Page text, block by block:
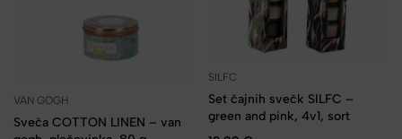
VAN GOGH
Sveča COTTON LINEN – van
SILFC
Set čajnih svečk SILFC –
green and pink, 4v1, sort